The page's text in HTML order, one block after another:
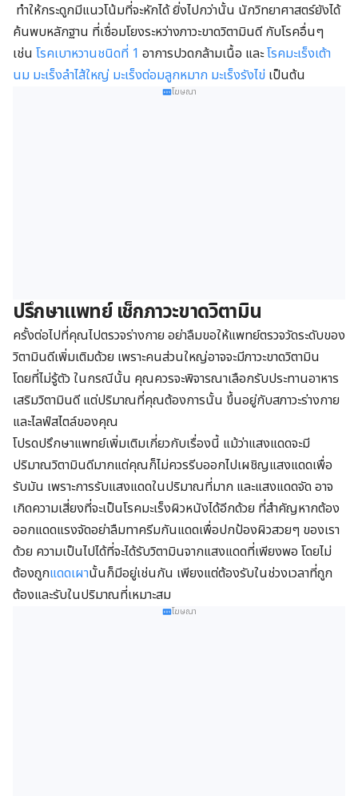
ทำให้กระดูกมีแนวโน้มที่จะหักได้ ยิ่งไปกว่านั้น นักวิทยาศาสตร์ยังได้
ค้นพบหลักฐาน ที่เชื่อมโยงระหว่างภาวะขาดวิตามินดี กับโรคอื่นๆ
เช่น โรคเบาหวานชนิดที่ 1 อาการปวดกล้ามเนื้อ และโรคมะเร็งเต้า
นม มะเร็งลำไส้ใหญ่ มะเร็งต่อมลูกหมาก มะเร็งรังไข่ เป็นต้น
โฆษณา
ปรึกษาแพทย์ เช็กภาวะขาดวิตามิน
ครั้งต่อไปที่คุณไปตรวจร่างกาย อย่าลืมขอให้แพทย์ตรวจวัดระดับของ
วิตามินดีเพิ่มเติมด้วย เพราะคนส่วนใหญ่อาจจะมีภาวะขาดวิตามิน
โดยที่ไม่รู้ตัว ในกรณีนั้น คุณควรจะพิจารณาเลือกรับประทานอาหาร
เสริมวิตามินดี แต่ปริมาณที่คุณต้องการนั้น ขึ้นอยู่กับสภาวะร่างกาย
และไลฟ์สไตล์ของคุณ
โปรดปรึกษาแพทย์เพิ่มเติมเกี่ยวกับเรื่องนี้ แม้ว่าแสงแดดจะมี
ปริมาณวิตามินดีมากแต่คุณก็ไม่ควรรีบออกไปเผชิญแสงแดดเพื่อ
รับมัน เพราะการรับแสงแดดในปริมาณที่มาก และแสงแดดจัด อาจ
เกิดความเสี่ยงที่จะเป็นโรคมะเร็งผิวหนังได้อีกด้วย ที่สำคัญหากต้อง
ออกแดดแรงจัดอย่าลืมทาครีมกันแดดเพื่อปกป้องผิวสวยๆ ของเรา
ด้วย ความเป็นไปได้ที่จะได้รับวิตามินจากแสงแดดที่เพียงพอ โดยไม่
ต้องถูกแดดเผานั้นก็มีอยู่เช่นกัน เพียงแต่ต้องรับในช่วงเวลาที่ถูก
ต้องและรับในปริมาณที่เหมาะสม
โฆษณา